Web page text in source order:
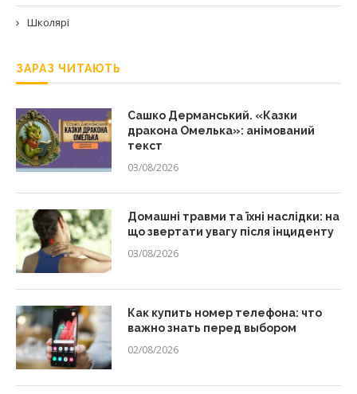
Школярі
ЗАРАЗ ЧИТАЮТЬ
Сашко Дерманський. «Казки
дракона Омелька»: анімований
текст
03/08/2026
Домашні травми та їхні наслідки: на
що звертати увагу після інциденту
03/08/2026
Как купить номер телефона: что
важно знать перед выбором
02/08/2026